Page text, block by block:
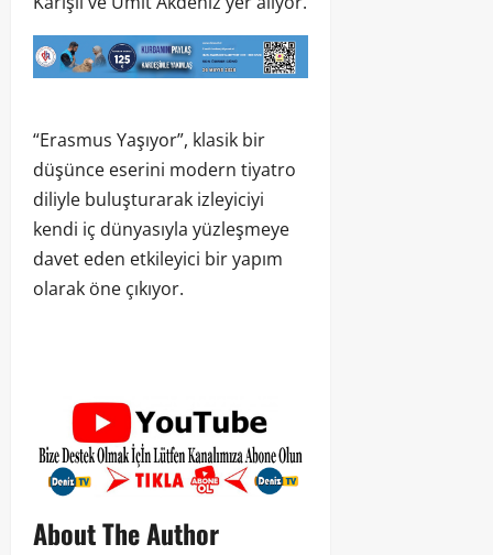
“Erasmus Yaşıyor”, klasik bir
düşünce eserini modern tiyatro
diliyle buluşturarak izleyiciyi
kendi iç dünyasıyla yüzleşmeye
davet eden etkileyici bir yapım
olarak öne çıkıyor.
About The Author